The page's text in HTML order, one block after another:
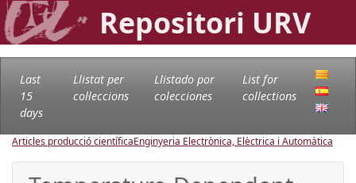
Repositori URV
Last
15
days
Llistat per
col·leccions
Llistado por
colecciones
List for
collections
Articles producció científicaEnginyeria Electrònica, Elèctrica i Automàtica